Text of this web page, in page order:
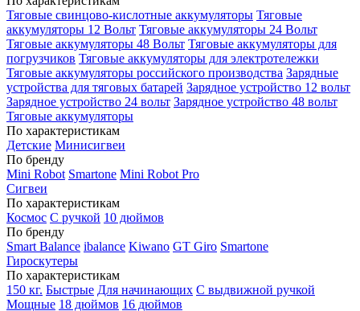
Тяговые свинцово-кислотные аккумуляторы Тяговые
аккумуляторы 12 Вольт Тяговые аккумуляторы 24 Вольт
Тяговые аккумуляторы 48 Вольт Тяговые аккумуляторы для
погрузчиков Тяговые аккумуляторы для электротележки
Тяговые аккумуляторы российского производства Зарядные
устройства для тяговых батарей Зарядное устройство 12 вольт
Зарядное устройство 24 вольт Зарядное устройство 48 вольт
Тяговые аккумуляторы
По характеристикам
Детские Минисигвеи
По бренду
Mini Robot Smartone Mini Robot Pro
Сигвеи
По характеристикам
Космос С ручкой 10 дюймов
По бренду
Smart Balance ibalance Kiwano GT Giro Smartone
Гироскутеры
По характеристикам
150 кг. Быстрые Для начинающих С выдвижной ручкой
Мощные 18 дюймов 16 дюймов